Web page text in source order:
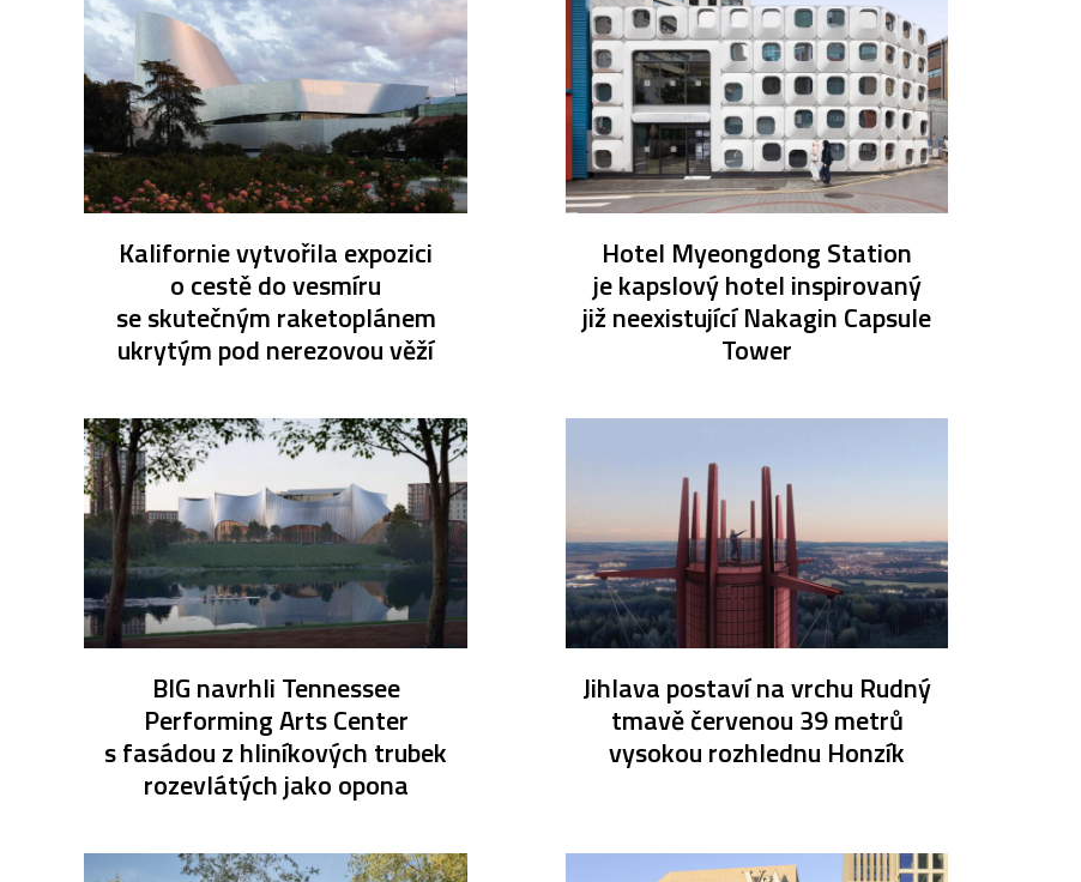
Kalifornie vytvořila expozici
o cestě do vesmíru
se skutečným raketoplánem
ukrytým pod nerezovou věží
Hotel Myeongdong Station
je kapslový hotel inspirovaný
již neexistující Nakagin Capsule
Tower
BIG navrhli Tennessee
Performing Arts Center
s fasádou z hliníkových trubek
rozevlátých jako opona
Jihlava postaví na vrchu Rudný
tmavě červenou 39 metrů
vysokou rozhlednu Honzík